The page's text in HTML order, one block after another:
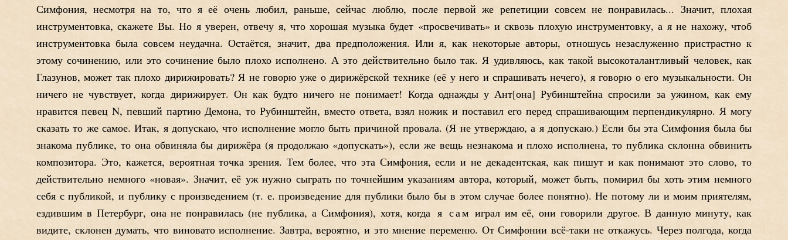
Симфония, несмотря на то, что я её очень любил, раньше, сейчас люблю, после первой же репетиции совсем не понравилась... Значит, плохая
инструментовка, скажете Вы. Но я уверен, отвечу я, что хорошая музыка будет «просвечивать» и сквозь плохую инструментовку, а я не нахожу, чтоб
инструментовка была совсем неудачна. Остаётся, значит, два предположения. Или я, как некоторые авторы, отношусь незаслуженно пристрастно к
этому сочинению, или это сочинение было плохо исполнено. А это действительно было так. Я удивляюсь, как такой высокоталантливый человек, как
Глазунов, может так плохо дирижировать? Я не говорю уже о дирижёрской технике (её у него и спрашивать нечего), я говорю о его музыкальности. Он
ничего не чувствует, когда дирижирует. Он как будто ничего не понимает! Когда однажды у Ант она
Рубинштейна спросили за ужином, как ему
нравится певец N, певший партию Демона, то Рубинштейн, вместо ответа, взял ножик и поставил его перед спрашивающим перпендикулярно. Я могу
сказать то же самое. Итак, я допускаю, что исполнение могло быть причиной провала. (Я не утверждаю, а я допускаю.) Если бы эта Симфония была бы
знакома публике, то она обвиняла бы дирижёра (я продолжаю «допускать»), если же вещь незнакома и плохо исполнена, то публика склонна обвинить
композитора. Это, кажется, вероятная точка зрения. Тем более, что эта Симфония, если и не декадентская, как пишут и как понимают это слово, то
действительно немного «новая». Значит, её уж нужно сыграть по точнейшим указаниям автора, который, может быть, помирил бы хоть этим немного
себя с публикой, и публику с произведением (т. е. произведение для публики было бы в этом случае более понятно). Не потому ли и моим приятелям,
ездившим в Петербург, она не понравилась (не публика, а Симфония), хотя, когда я сам играл им её, они говорили другое. В данную минуту, как
видите, склонен думать, что виновато исполнение. Завтра, вероятно, и это мнение переменю. От Симфонии всё-таки не откажусь. Через полгода, когда